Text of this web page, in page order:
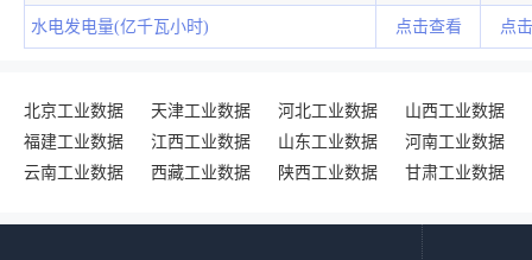
水电发电量(亿千瓦小时) 点击查看 点
北京工业数据 天津工业数据 河北工业数据
山西工业数据
福建工业数据
江西工业数据 山东工业数据
河南工业数据
云南工业数据
西藏工业数据 陕西工业数据 甘肃工业数据